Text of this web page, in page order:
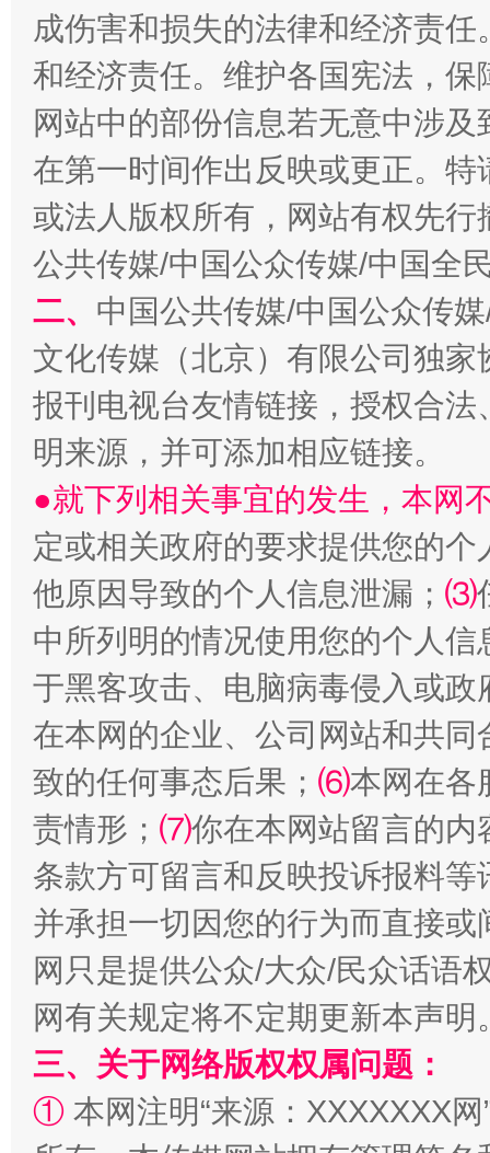
揭开“小金库”的免责幌子
全民健身五年计划来了！等你上场
阿坝州三大球赛在茂县开幕
成伤害和损失的法律和经济责
和经济责任。维护各国宪法，
网站中的部份信息若无意中涉
在第一时间作出反映或更正。
或法人版权所有，网站有权先
公共传媒/中国公众传媒/中国全
二、 中国公共传媒/中国公众传
文化传媒（北京）有限公司独
报刊电视台友情链接，授权合
明来源，并可添加相应链接。
●就下列相关事宜的发生，本网
定或相关政府的要求提供您的个
他原因导致的个人信息泄漏； ⑶
中所列明的情况使用您的个人
于黑客攻击、电脑病毒侵入或
在本网的企业、公司网站和共
致的任何事态后果； ⑹本网在各
责情形； ⑺你在本网站留言的内
条款方可留言和反映投诉报料
并承担一切因您的行为而直接
网只是提供公众/大众/民众话语
网有关规定将不定期更新本声明
三、关于网络版权权属问题：
① 本网注明“来源：XXXXXXX